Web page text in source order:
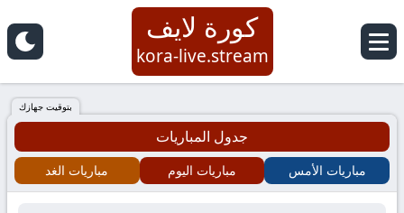
كورة
لايف
|
koora
كورة لايف
kora-live.stream
بتوقيت جهازك
جدول المباريات
مباريات الأمس مباريات اليوم مباريات الغد